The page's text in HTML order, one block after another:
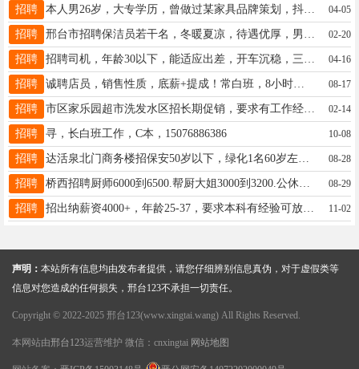
招聘 本人男26岁，大专学历，曾做过某家具品牌策划，抖音运营，法务等工作。联系电话19912095772 04-05
招聘 02-20
招聘 04-16
招聘 诚聘店员，销售性质，底薪+提成！常白班，8小时，公休四天，工作地点亿德隆，年龄50以下，女士优先18832915200 08-17
招聘 市区家乐园超市洗发水区招长期促销，要求有工作经验，灵活的，有健康证，☎️ x17734509603 02-14
招聘 寻，长白班工作，C本，15076886386 10-08
招聘 达活泉北门商务楼招保安50岁以下，绿化1名60岁左右，身体健康，小区维修55岁左右，懂水电暖，15933199265 08-28
招聘 桥西招聘厨师6000到6500.帮厨大姐3000到3200.公休全勤奖加奖金15531909767 08-29
招聘 招出纳薪资4000+，年龄25-37，要求本科有经验可放宽、市区居住，地址三义庙小学有五险，：18903292709 11-02
声明： 本站所有信息均由发布者提供，请您仔细辨别信息真伪，对于虚假类等
信息对您造成的任何损失，邢台123不承担一切责任。
Copyright © 2022-2025 邢台123(www.xingtai.wang) All Rights Reserved.
本网站由邢台123运营维护 微信：cnxingtai 网站地图